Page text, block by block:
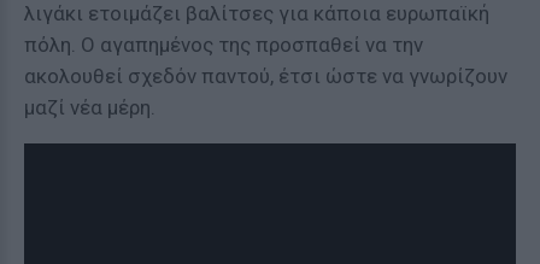
λιγάκι ετοιμάζει βαλίτσες για κάποια ευρωπαϊκή
πόλη. Ο αγαπημένος της προσπαθεί να την
ακολουθεί σχεδόν παντού, έτσι ώστε να γνωρίζουν
μαζί νέα μέρη.